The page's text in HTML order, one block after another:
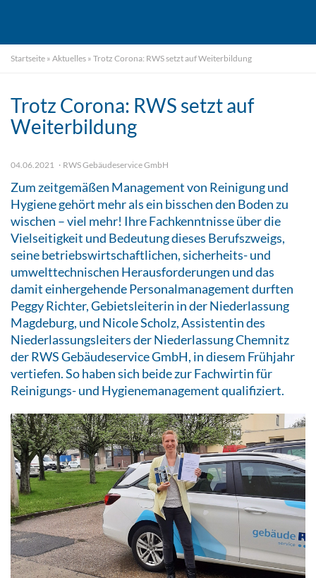
Startseite » Aktuelles » Trotz Corona: RWS setzt auf Weiterbildung
Trotz Corona: RWS setzt auf
Weiterbildung
04.06.2021 RWS Gebäudeservice GmbH
Zum zeitgemäßen Management von Reinigung und
Hygiene gehört mehr als ein bisschen den Boden zu
wischen – viel mehr! Ihre Fachkenntnisse über die
Vielseitigkeit und Bedeutung dieses Berufszweigs,
seine betriebswirtschaftlichen, sicherheits- und
umwelttechnischen Herausforderungen und das
damit einhergehende Personalmanagement durften
Peggy Richter, Gebietsleiterin in der Niederlassung
Magdeburg, und Nicole Scholz, Assistentin des
Niederlassungsleiters der Niederlassung Chemnitz
der RWS Gebäudeservice GmbH, in diesem Frühjahr
vertiefen. So haben sich beide zur Fachwirtin für
Reinigungs- und Hygienemanagement qualifiziert.